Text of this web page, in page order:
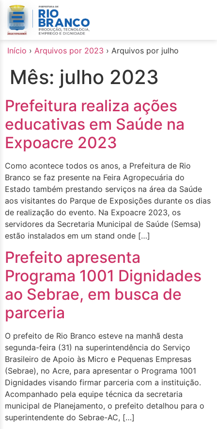
conteúdo
Início › Arquivos por 2023 › Arquivos por julho
Mês: julho 2023
Prefeitura realiza ações
educativas em Saúde na
Expoacre 2023
Como acontece todos os anos, a Prefeitura de Rio
Branco se faz presente na Feira Agropecuária do
Estado também prestando serviços na área da Saúde
aos visitantes do Parque de Exposições durante os dias
de realização do evento. Na Expoacre 2023, os
servidores da Secretaria Municipal de Saúde (Semsa)
estão instalados em um stand onde […]
Prefeito apresenta
Programa 1001 Dignidades
ao Sebrae, em busca de
parceria
O prefeito de Rio Branco esteve na manhã desta
segunda-feira (31) na superintendência do Serviço
Brasileiro de Apoio às Micro e Pequenas Empresas
(Sebrae), no Acre, para apresentar o Programa 1001
Dignidades visando firmar parceria com a instituição.
Acompanhado pela equipe técnica da secretaria
municipal de Planejamento, o prefeito detalhou para o
superintendente do Sebrae-AC, […]